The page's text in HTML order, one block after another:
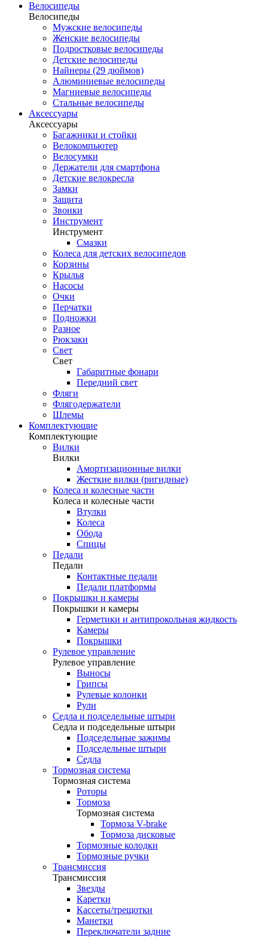
Велосипеды
Велосипеды
Мужские велосипеды
Женские велосипеды
Подростковые велосипеды
Детские велосипеды
Найнеры (29 дюймов)
Алюминиевые велосипеды
Магниевые велосипеды
Стальные велосипеды
Аксессуары
Аксессуары
Багажники и стойки
Велокомпьютер
Велосумки
Держатели для смартфона
Детские велокресла
Замки
Защита
Звонки
Инструмент
Инструмент
Смазки
Колеса для детских велосипедов
Корзины
Крылья
Насосы
Очки
Перчатки
Подножки
Разное
Рюкзаки
Свет
Свет
Габаритные фонари
Передний свет
Фляги
Флягодержатели
Шлемы
Комплектующие
Комплектующие
Вилки
Вилки
Амортизационные вилки
Жесткие вилки (ригидные)
Колеса и колесные части
Колеса и колесные части
Втулки
Колеса
Обода
Спицы
Педали
Педали
Контактные педали
Педали платформы
Покрышки и камеры
Покрышки и камеры
Герметики и антипрокольная жидкость
Камеры
Покрышки
Рулевое управление
Рулевое управление
Выносы
Грипсы
Рулевые колонки
Рули
Седла и подседельные штыри
Седла и подседельные штыри
Подседельные зажимы
Подседельные штыри
Седла
Тормозная система
Тормозная система
Роторы
Тормоза
Тормозная система
Тормоза V-brake
Тормоза дисковые
Тормозные колодки
Тормозные ручки
Трансмиссия
Трансмиссия
Звезды
Каретки
Кассеты/трещотки
Манетки
Переключатели задние